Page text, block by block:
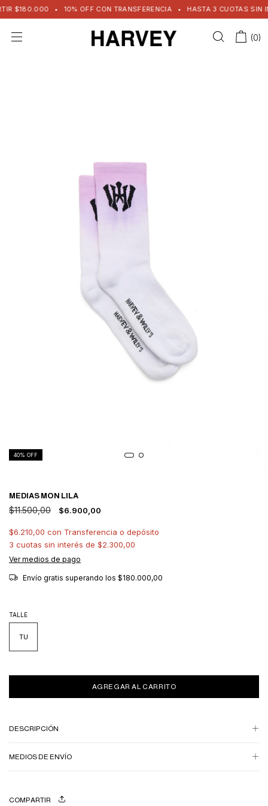
$180.000 10% OFF CON TRANSFERENCIA HASTA 3 CUOTAS SIN
(0)
40% OFF
MEDIAS MON LILA
$11.500,00 $6.900,00
$6.210,00 con Transferencia o depósito
3 cuotas sin interés de $2.300,00
Ver medios de pago
Envío gratis superando los $180.000,00
TALLE
TU
DESCRIPCIÓN
MEDIOS DE ENVÍO
COMPARTIR